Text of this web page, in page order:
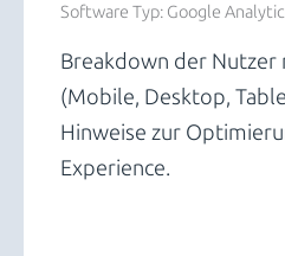
Software Typ: Google
Breakdown der Nutzer
(Mobile, Desktop,
Hinweise zur
Experience.